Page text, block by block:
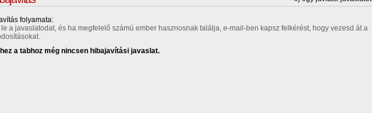
folyamata:
le a javaslatodat, és ha megfelelő számú ember hasznosnak találja, e-mail-ben kapsz felkérést, hogy vezesd át a
a tabhoz még nincsen hibajavítási javaslat.